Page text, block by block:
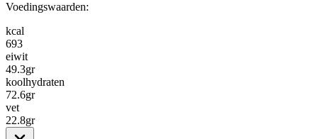
Voedingswaarden:
kcal
693
eiwit
49.3gr
koolhydraten
72.6gr
vet
22.8gr